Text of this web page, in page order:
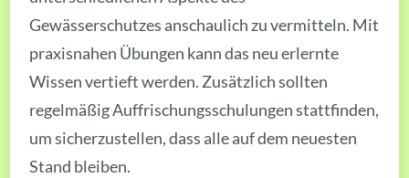
Gewässerschutzes anschaulich zu vermitteln. Mit
praxisnahen Übungen kann das neu erlernte
Wissen vertieft werden. Zusätzlich sollten
regelmäßig Auffrischungsschulungen stattfinden,
um sicherzustellen, dass alle auf dem neuesten
Stand bleiben.